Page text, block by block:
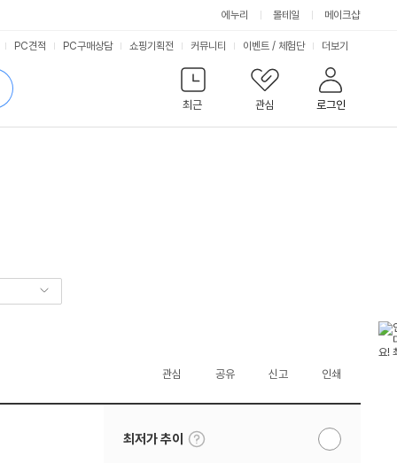
에누리 몰테일 메이크샵
최근
관심 로그인
PC견적 PC구매상담 쇼핑기획전 커뮤니티 이벤트 / 체험단 서
비
스
더보기
관심 공유 신고 인쇄
최저가 추이
툴
팁
알